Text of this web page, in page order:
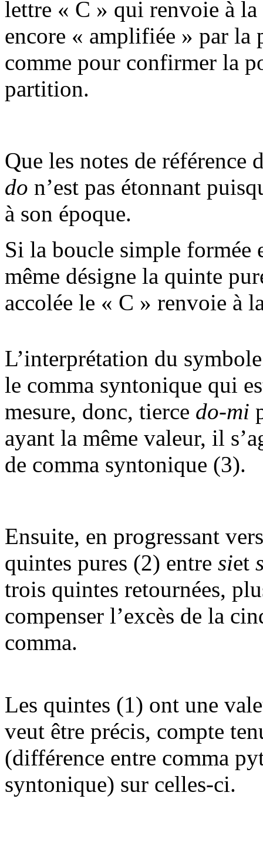
lettre « C » qui renvoie à
encore « amplifiée » par la
comme pour confirmer la
partition.
Que les notes de référence
do n’est pas étonnant
à son époque.
Si la boucle simple formée
même désigne la quinte
accolée le « C » renvoie à
L’interprétation du
le comma syntonique qui
mesure, donc, tierce do-mi
ayant la même valeur, il
de comma syntonique (3).
Ensuite, en progressant
quintes pures (2) entre siet
trois quintes retournées,
compenser l’excès de la
comma.
Les quintes (1) ont une
veut être précis, compte
(différence entre comma
syntonique) sur celles-ci.